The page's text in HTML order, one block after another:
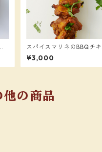
スパイスマリネのBBQチキ
ン(1袋約200g入り) 3袋セ
ット【税込/送料別】
¥3,000
他の商品